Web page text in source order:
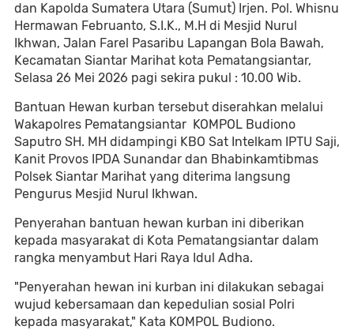
dan Kapolda Sumatera Utara (Sumut) Irjen. Pol. Whisnu
Hermawan Februanto, S.I.K., M.H di Mesjid Nurul
Ikhwan, Jalan Farel Pasaribu Lapangan Bola Bawah,
Kecamatan Siantar Marihat kota Pematangsiantar,
Selasa 26 Mei 2026 pagi sekira pukul : 10.00 Wib.
Bantuan Hewan kurban tersebut diserahkan melalui
Wakapolres Pematangsiantar KOMPOL Budiono
Saputro SH. MH didampingi KBO Sat Intelkam IPTU Saji,
Kanit Provos IPDA Sunandar dan Bhabinkamtibmas
Polsek Siantar Marihat yang diterima langsung
Pengurus Mesjid Nurul Ikhwan.
Penyerahan bantuan hewan kurban ini diberikan
kepada masyarakat di Kota Pematangsiantar dalam
rangka menyambut Hari Raya Idul Adha.
"Penyerahan hewan ini kurban ini dilakukan sebagai
wujud kebersamaan dan kepedulian sosial Polri
kepada masyarakat," Kata KOMPOL Budiono.